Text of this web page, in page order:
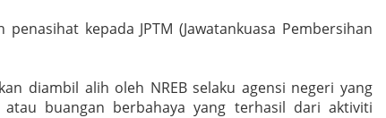
kepada JPTM (Jawatankuasa Pembersihan
diambil alih oleh NREB selaku agensi negeri yang
buangan berbahaya yang terhasil dari aktiviti